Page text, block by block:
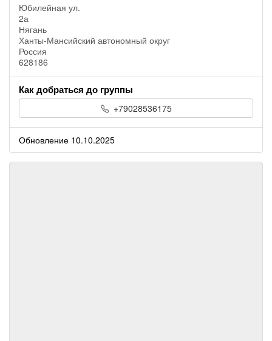
Юбилейная ул.
2а
Нягань
Ханты-Мансийский автономный округ
Россия
628186
Как добраться до группы
+79028536175
Обновление 10.10.2025